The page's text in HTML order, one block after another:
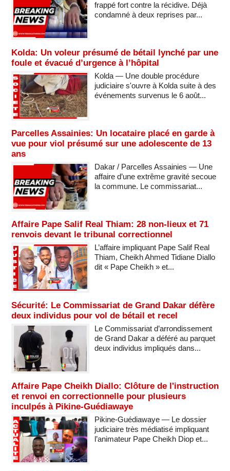
frappé fort contre la récidive. Déjà
condamné à deux reprises par...
Kolda: Un voleur présumé de bétail lynché par une
foule et évacué d’urgence à l’hôpital
Kolda — Une double procédure
judiciaire s'ouvre à Kolda suite à des
événements survenus le 6 août...
Parcelles Assainies: Un locataire placé en garde à
vue pour viol présumé sur une adolescente de 13
ans
Dakar / Parcelles Assainies — Une
affaire d’une extrême gravité secoue
la commune. Le commissariat...
Affaire Pape Salif Real Thiam: 28 non-lieux et 71
renvois devant le tribunal correctionnel
L’affaire impliquant Pape Salif Real
Thiam, Cheikh Ahmed Tidiane Diallo
dit « Pape Cheikh » et...
Sécurité: Le Commissariat de Grand Dakar défère
deux individus pour vol de bétail et recel
Le Commissariat d’arrondissement
de Grand Dakar a déféré au parquet
deux individus impliqués dans...
Affaire Pape Cheikh Diallo: Clôture de l'instruction
et renvoi en correctionnelle pour plusieurs
inculpés à Pikine-Guédiawaye
Pikine-Guédiawaye — Le dossier
judiciaire très médiatisé impliquant
l’animateur Pape Cheikh Diop et...